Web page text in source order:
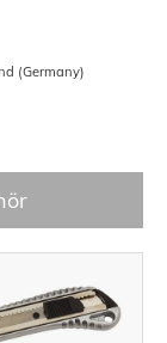
(Germany)